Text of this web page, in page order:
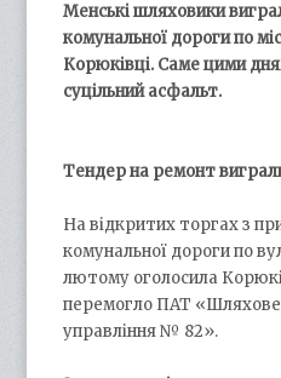
Менські шляховики
комунальної дороги по
Корюківці. Саме цими
суцільний асфальт.
Тендер на ремонт
На відкритих торгах з
комунальної дороги по
лютому оголосила
перемогло ПАТ
управління № 82».